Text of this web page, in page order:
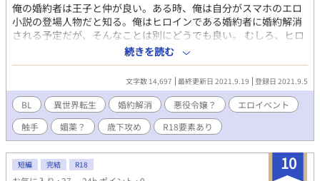
俺の婚約者は王子と仲が良い。ある時、俺は自分がスマホのエロ
小説の登場人物だと知る。俺はヒロインである婚約者に婚約解消
される予定だが、そんなことは別にどうでも良い。 むしろ、ヒロ
インのエロシーンがみたい。婚約解消されるショックよりエロシ
ーンを見れる喜びのが上回る俺。無事にヒロインのエロシーンを
見られるか？ 婚約者の義弟は俺のことを疎ましく思っているよう
だが… 後半Ｒシーンがあります。 Rシーンには※をつけてます。
※その後の話を追加しました。
続きを読む
文字数 14,697 最終更新日 2021.9.19 登録日 2021.9.5
BL 異世界転生 婚約解消 悪役令嬢？
エロイベント
触手
媚薬？ 歳下攻め R18要素あり
10
短編 完結 R18